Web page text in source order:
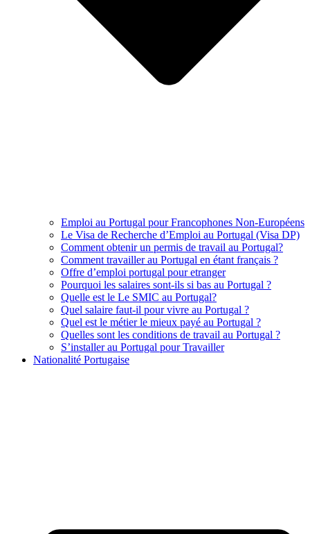
Emploi au Portugal pour Francophones Non-Européens
Le Visa de Recherche d’Emploi au Portugal (Visa DP)
Comment obtenir un permis de travail au Portugal?
Comment travailler au Portugal en étant français ?
Offre d’emploi portugal pour etranger
Pourquoi les salaires sont-ils si bas au Portugal ?
Quelle est le Le SMIC au Portugal?
Quel salaire faut-il pour vivre au Portugal ?
Quel est le métier le mieux payé au Portugal ?
Quelles sont les conditions de travail au Portugal ?
S’installer au Portugal pour Travailler
Nationalité Portugaise